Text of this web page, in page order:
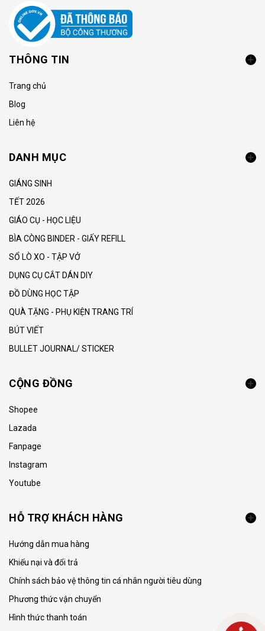
THÔNG TIN
Trang chủ
Blog
Liên hệ
DANH MỤC
GIÁNG SINH
TẾT 2026
GIÁO CỤ - HỌC LIỆU
BÌA CÒNG BINDER - GIẤY REFILL
SỔ LÒ XO - TẬP VỞ
DỤNG CỤ CẮT DÁN DIY
ĐỒ DÙNG HỌC TẬP
QUÀ TẶNG - PHỤ KIỆN TRANG TRÍ
BÚT VIẾT
BULLET JOURNAL/ STICKER
CỘNG ĐỒNG
Shopee
Lazada
Fanpage
Instagram
Youtube
HỖ TRỢ KHÁCH HÀNG
Hướng dẫn mua hàng
Khiếu nại và đổi trả
Chính sách bảo vệ thông tin cá nhân người tiêu dùng
Phương thức vận chuyển
Hình thức thanh toán